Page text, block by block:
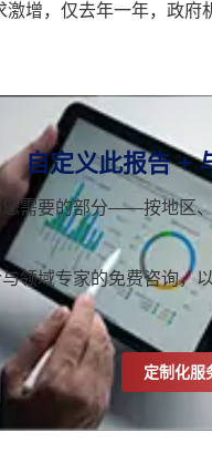
激增，仅去年一年，政府
自定义此报告 +
需要的部分——按地区、
领域专家的免费咨询，
定制化服